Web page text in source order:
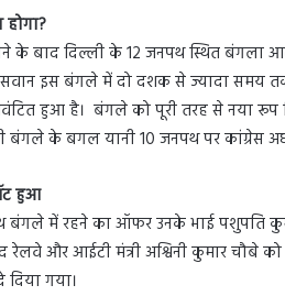
होगा?
होने के बाद दिल्ली के 12 जनपथ स्थित
इस बंगले में दो दशक से ज्यादा समय
हुआ है। बंगले को पूरी तरह से नया रूप
के बगल यानी 10 जनपथ पर कांग्रेस
हुआ
बंगले में रहने का ऑफर उनके भाई पशुपति
रेलवे और आईटी मंत्री अश्विनी कुमार चौबे
गया।